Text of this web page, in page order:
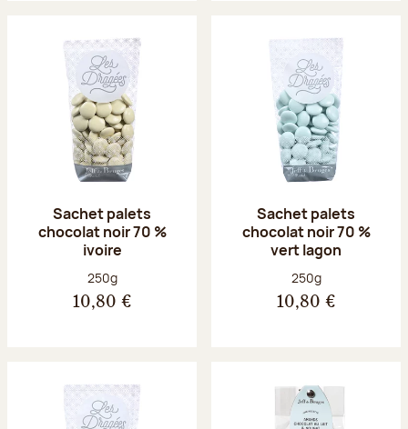
Sachet palets
chocolat noir 70 %
ivoire
Poids net :
250g
10,80 €
Sachet palets
chocolat noir 70 %
vert lagon
Poids net :
250g
10,80 €